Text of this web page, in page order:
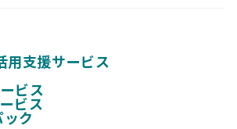
用支援サービス
ビス
ビス
ク